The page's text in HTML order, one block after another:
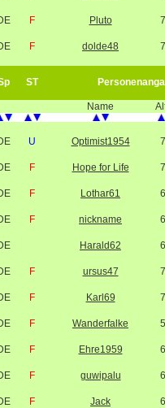
F Pluto
F dolde48
ST
Name
U Optimist1954
F Hope for Life
F Lothar61
F nickname
Harald62
F ursus47
F Karl69
F Wanderfalke
F Ehre1959
F guwipalu
F Jack